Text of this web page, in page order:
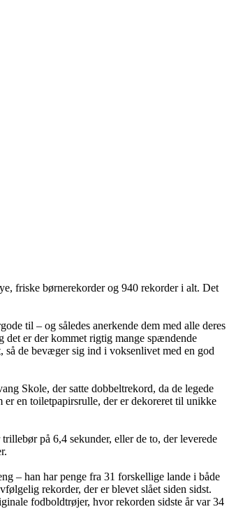
friske børnerekorder og 940 rekorder i alt. Det
til – og således anerkende dem med alle deres
er der kommet rigtig mange spændende
de bevæger sig ind i voksenlivet med en god
Skole, der satte dobbeltrekord, da de legede
en toiletpapirsrulle, der er dekoreret til unikke
på 6,4 sekunder, eller de to, der leverede
– han har penge fra 31 forskellige lande i både
rekorder, der er blevet slået siden sidst.
fodboldtrøjer, hvor rekorden sidste år var 34